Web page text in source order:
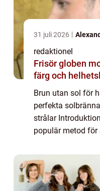
31 juli 2026
redaktionel
Frisör globen modern salong för hår,
färg och
Brun utan sol för
perfekta
strålar
populär metod
I denna artikel